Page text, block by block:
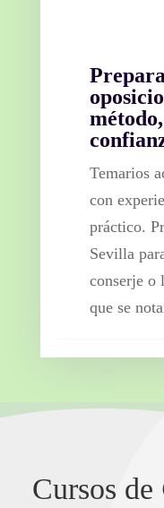
Temarios
con
práctico.
Sevilla
conserje o
que se
Cursos de